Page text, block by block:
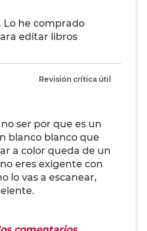
Lo he comprado
editar libros
Revisión crítica útil
ser por que es un
blanco blanco que
a color queda de un
eres exigente con
lo vas a escanear,